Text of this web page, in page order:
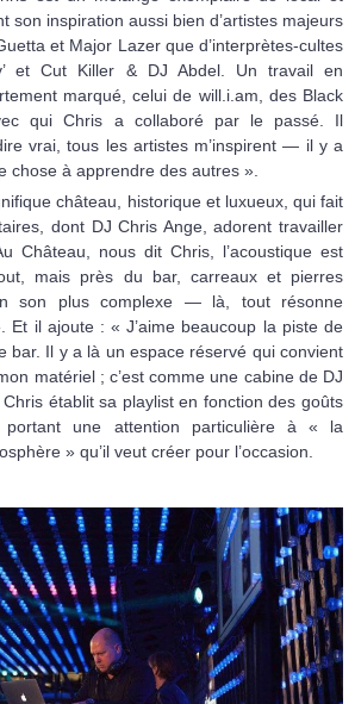
son inspiration aussi bien d’artistes majeurs
et Major Lazer que d’interprètes-cultes
et Cut Killer & DJ Abdel. Un travail en
marqué, celui de will.i.am, des Black
qui Chris a collaboré par le passé. Il
vrai, tous les artistes m’inspirent — il y a
chose à apprendre des autres ».
château, historique et luxueux, qui fait
dont DJ Chris Ange, adorent travailler
Château, nous dit Chris, l’acoustique est
mais près du bar, carreaux et pierres
son plus complexe — là, tout résonne
Et il ajoute : « J’aime beaucoup la piste de
bar. Il y a là un espace réservé qui convient
matériel ; c’est comme une cabine de DJ
établit sa playlist en fonction des goûts
une attention particulière à « la
» qu’il veut créer pour l’occasion.